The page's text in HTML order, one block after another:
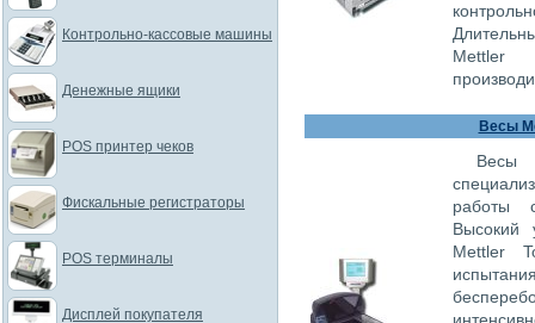
Mettler
Весы
работы
Высокий
Mettler
Контрольно-кассовые машины
Денежные ящики
POS принтер чеков
Фискальные регистраторы
POS терминалы
Дисплей покупателя